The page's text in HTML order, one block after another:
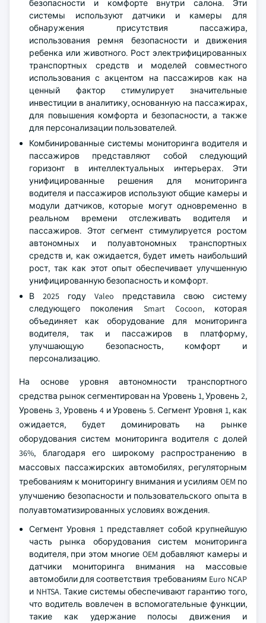
безопасности и комфорте внутри салона. Эти
системы используют датчики и камеры для
обнаружения присутствия пассажира,
использования ремня безопасности и движения
ребенка или животного. Рост электрифицированных
транспортных средств и моделей совместного
использования с акцентом на пассажиров как на
ценный фактор стимулирует значительные
инвестиции в аналитику, основанную на пассажирах,
для повышения комфорта и безопасности, а также
для персонализации пользователей.
Комбинированные системы мониторинга водителя и
пассажиров представляют собой следующий
горизонт в интеллектуальных интерьерах. Эти
унифицированные решения для мониторинга
водителя и пассажиров используют общие камеры и
модули датчиков, которые могут одновременно в
реальном времени отслеживать водителя и
пассажиров. Этот сегмент стимулируется ростом
автономных и полуавтономных транспортных
средств и, как ожидается, будет иметь наибольший
рост, так как этот опыт обеспечивает улучшенную
унифицированную безопасность и комфорт.
В 2025 году Valeo представила свою систему
следующего поколения Smart Cocoon, которая
объединяет как оборудование для мониторинга
водителя, так и пассажиров в платформу,
улучшающую безопасность, комфорт и
персонализацию.
На основе уровня автономности транспортного
средства рынок сегментирован на Уровень 1, Уровень 2,
Уровень 3, Уровень 4 и Уровень 5. Сегмент Уровня 1, как
ожидается, будет доминировать на рынке
оборудования систем мониторинга водителя с долей
36%, благодаря его широкому распространению в
массовых пассажирских автомобилях, регуляторным
требованиям к мониторингу внимания и усилиям OEM по
улучшению безопасности и пользовательского опыта в
полуавтоматизированных условиях вождения.
Сегмент Уровня 1 представляет собой крупнейшую
часть рынка оборудования систем мониторинга
водителя, при этом многие OEM добавляют камеры и
датчики мониторинга внимания на массовые
автомобили для соответствия требованиям Euro NCAP
и NHTSA. Такие системы обеспечивают гарантию того,
что водитель вовлечен в вспомогательные функции,
такие как удержание полосы движения и